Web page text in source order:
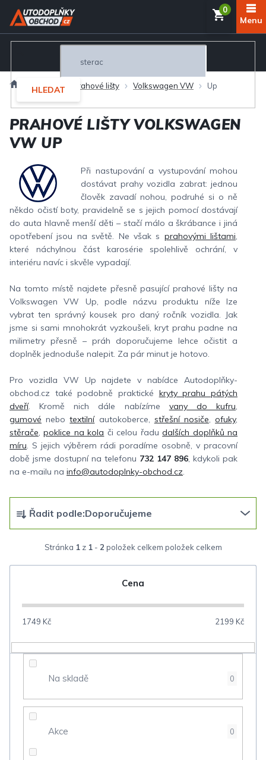
Přejít
obsah
HLEDAT
Interiér Prahové lišty Volkswagen VW Up
PRAHOVÉ LIŠTY VOLKSWAGEN
VW UP
Při nastupování a vystupování mohou
dostávat prahy vozidla zabrat: jednou
člověk zavadí nohou, podruhé si o ně
někdo očistí boty, pravidelně se s jejich pomocí dostávají
do auta hlavně menší děti – stačí málo a škrábance i jiná
opotřebení jsou na světě. Ne však s prahovými lištami,
které náchylnou část karosérie spolehlivě ochrání, v
interiéru navíc i skvěle vypadají.
Na tomto místě najdete přesně pasující prahové lišty na
Volkswagen VW Up, podle názvu produktu níže lze
vybrat ten správný kousek pro daný ročník vozidla. Jak
jsme si sami mnohokrát vyzkoušeli, kryt prahu padne na
milimetry přesně – práh doporučujeme lehce očistit a
doplněk jednoduše nalepit. Za pár minut je hotovo.
Pro vozidla VW Up najdete v nabídce Autodoplňky-
obchod.cz také podobně praktické kryty prahu pátých
dveří. Kromě nich dále nabízíme vany do kufru,
gumové nebotextilníautokoberce, střešní nosiče,ofuky,
stěrače,poklice na kola či celou řadudalších doplňků na
míru. S jejich výběrem rádi poradíme osobně, v pracovní
době jsme dostupní na telefonu 732 147 896, kdykoli pak
na e-mailu na info@autodoplnky-obchod.cz.
Stránka 1z 1- 2 položek celkem
a
e
o
Řadit podle:Doporučujeme
Cena
1749 Kč 2199 Kč
Na skladě 0
Akce 0